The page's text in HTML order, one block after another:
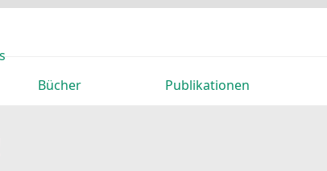
Bücher Publikationen